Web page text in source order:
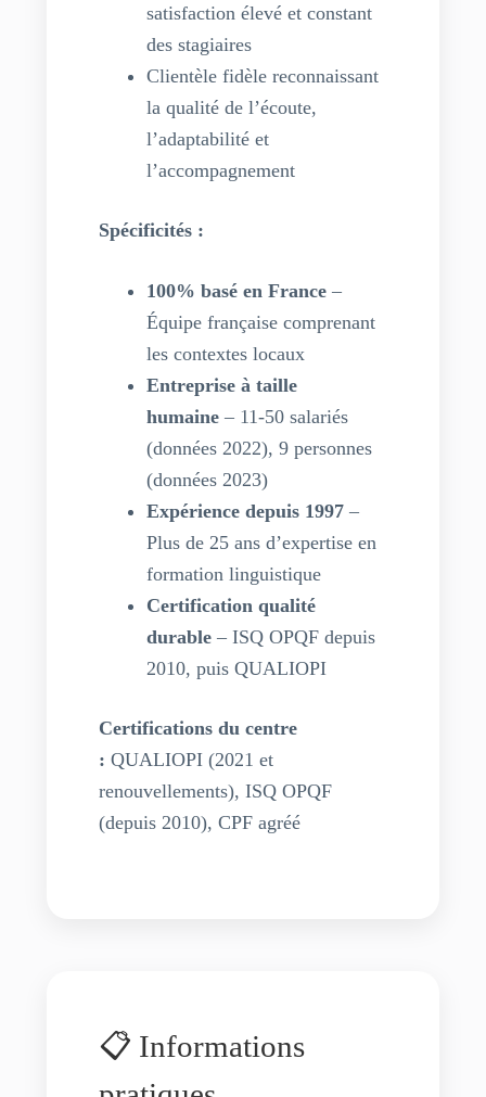
satisfaction élevé et constant
des stagiaires
Clientèle fidèle reconnaissant
la qualité de l’écoute,
l’adaptabilité et
l’accompagnement
Spécificités :
100% basé en France–
Équipe française comprenant
les contextes locaux
Entreprise à taille
humaine– 11-50 salariés
(données 2022), 9 personnes
(données 2023)
Expérience depuis 1997–
Plus de 25 ans d’expertise en
formation linguistique
Certification qualité
durable– ISQ OPQF depuis
2010, puis QUALIOPI
Certifications du centre
: QUALIOPI (2021 et
renouvellements), ISQ OPQF
(depuis 2010), CPF agréé
📋 Informations